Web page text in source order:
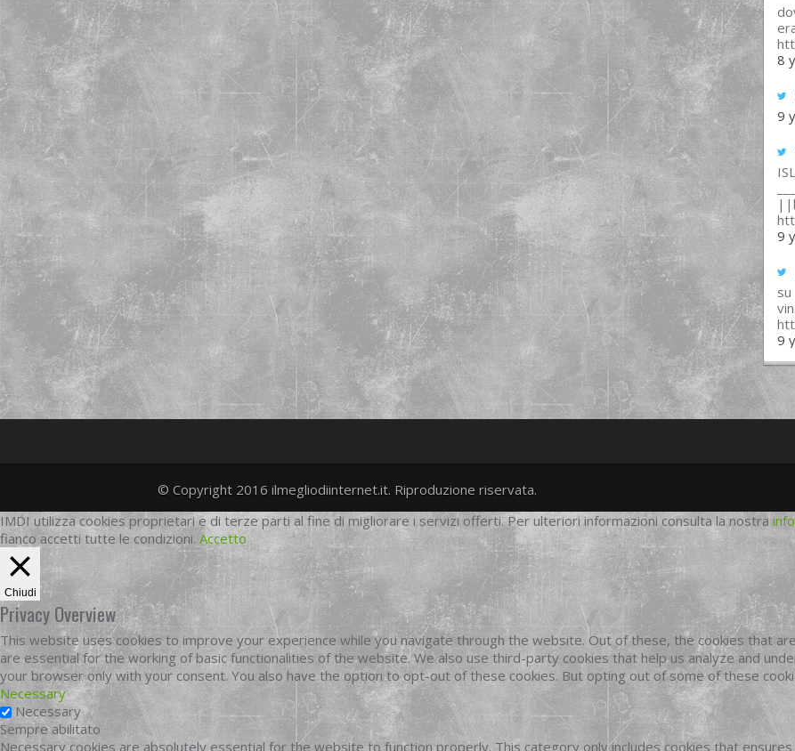
8
9
||l
9
9
twittergoogleplus
facebook
© Copyright 2016 ilmegliodiinternet.it. Riproduzione riservata.
IMDI utilizza cookies proprietari e di terze parti al fine di migliorare i servizi offerti. Per ulteriori informazioni consulta la nostra
fianco accetti tutte le condizioni. Accetto
Chiudi
Privacy Overview
This website uses cookies to improve your experience while you navigate through the website. Out of these, the cookies that
are essential for the working of basic functionalities of the website. We also use third-party cookies that help us analyze and
your browser only with your consent. You also have the option to opt-out of these cookies. But opting out of some of these
Necessary
Necessary
Sempre abilitato
Necessary cookies are absolutely essential for the website to function properly. This category only includes cookies that